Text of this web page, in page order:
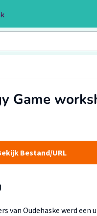
Game
Bestand/URL
van Oudehaske werd een